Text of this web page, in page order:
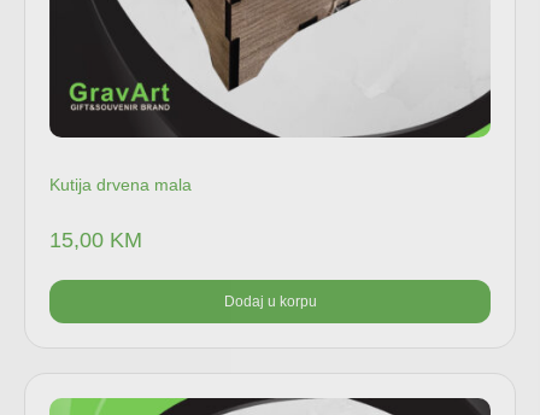
Kutija drvena mala
15,00 KM
Dodaj u korpu